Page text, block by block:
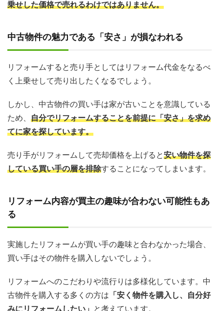
乗せした価格で売れるわけではありません。
中古物件の魅力である「安さ」が損なわれる
リフォームすると売り手としてはリフォーム代金をなるべ
く上乗せして売り出したくなるでしょう。
しかし、中古物件の買い手は家が古いことを意識している
ため、 自分でリフォームすることを前提に「安さ」を求め
てに家を探しています。
売り手がリフォームして売却価格を上げると安い物件を探
している買い手の層を排除することになってしまいます。
リフォーム内容が買主の趣味が合わない可能性もあ
る
実施したリフォームが買い手の趣味と合わなかった場合、
買い手はその物件を購入しないでしょう。
リフォームへのこだわりや流行りは多様化しています。中
古物件を購入する多くの方は 「安く物件を購入し、自分好
みにリフォームしたい」
と考えています。